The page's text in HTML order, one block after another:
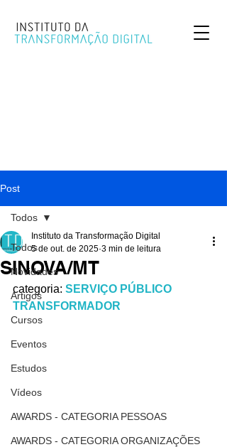
Post
Todos
Novidades
Artigos
Cursos
Eventos
Estudos
Vídeos
AWARDS - CATEGORIA PESSOAS
AWARDS - CATEGORIA ORGANIZAÇÕES
Todos
SINOVA/MT
Instituto da Transformação Digital
5 de out. de 2025 3 min de leitura
categoria: SERVIÇO PÚBLICO
TRANSFORMADOR